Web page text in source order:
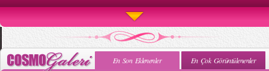
En Son Eklenenler En Çok Görüntülenenler